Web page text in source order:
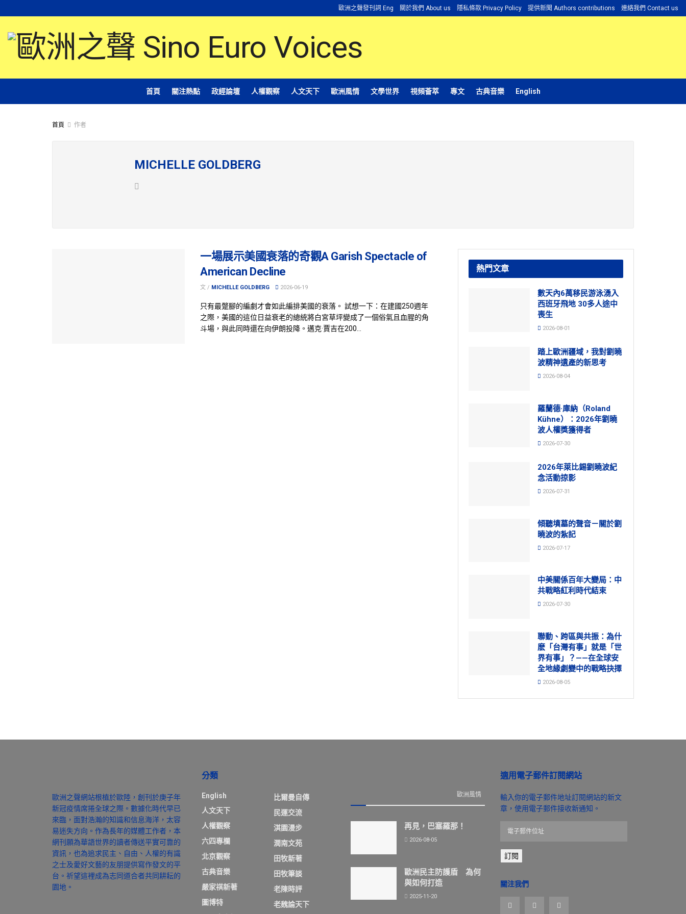
歐洲之聲發刊詞 Eng 關於我們 About us 隱私條款 Privacy Policy 提供新聞 Authors contributions 連絡我們 Contact us
首頁 關注熱點 政經論壇 人權觀察 人文天下 歐洲風情 文學世界 視頻薈萃 專文 古典音樂 English
首頁 作者
MICHELLE GOLDBERG
一場展示美國衰落的奇觀A Garish Spectacle of
American Decline
文 / MICHELLE GOLDBERG 2026-06-19
只有最蹩腳的編劇才會如此編排美國的衰落。 試想一下：在建國250週年
之際，美國的這位日益衰老的總統將白宮草坪變成了一個俗氣且血腥的角
斗場，與此同時還在向伊朗投降。邁克·賈吉在200...
熱門文章
數天內6萬移民游泳湧入
西班牙飛地 30多人途中
喪生
2026-08-01
踏上歐洲疆域，我對劉曉
波精神遺產的新思考
2026-08-04
羅蘭德·庫納（Roland
Kühne）：2026年劉曉
波人權獎獲得者
2026-07-30
2026年萊比錫劉曉波紀
念活動掠影
2026-07-31
傾聽墳墓的聲音－關於劉
曉波的紮記
2026-07-17
中美關係百年大變局：中
共戰略紅利時代結束
2026-07-30
聯動、跨區與共振：為什
麽「台灣有事」就是「世
界有事」？——在全球安
全地緣劇變中的戰略抉擇
2026-08-05
歐洲之聲網站根植於歐陸，創刊於庚子年
新冠疫情席捲全球之際。數據化時代早已
來臨，面對浩瀚的知識和信息海洋，太容
易迷失方向。作為長年的媒體工作者，本
網刊願為華語世界的讀者傳送平實可靠的
資訊，也為追求民主、自由、人權的有識
之士及愛好文藝的友朋提供寫作發文的平
台。祈望這裡成為志同道合者共同耕耘的
園地。
分類
English
人文天下
人權觀察
六四專欄
北京觀察
古典音樂
嚴家祺新著
圖博特
比爾曼自傳
民運交流
淇園漫步
潤南文苑
田牧新著
田牧筆談
老陳時評
老魏論天下
歐洲風情
再見，巴塞羅那！
2026-08-05
歐洲民主防護盾 為何
與如何打造
2025-11-20
適用電子郵件訂閱網站
輸入你的電子郵件地址訂閱網站的新文
章，使用電子郵件接收新通知。
郵
件
址
訂閱
關注我們